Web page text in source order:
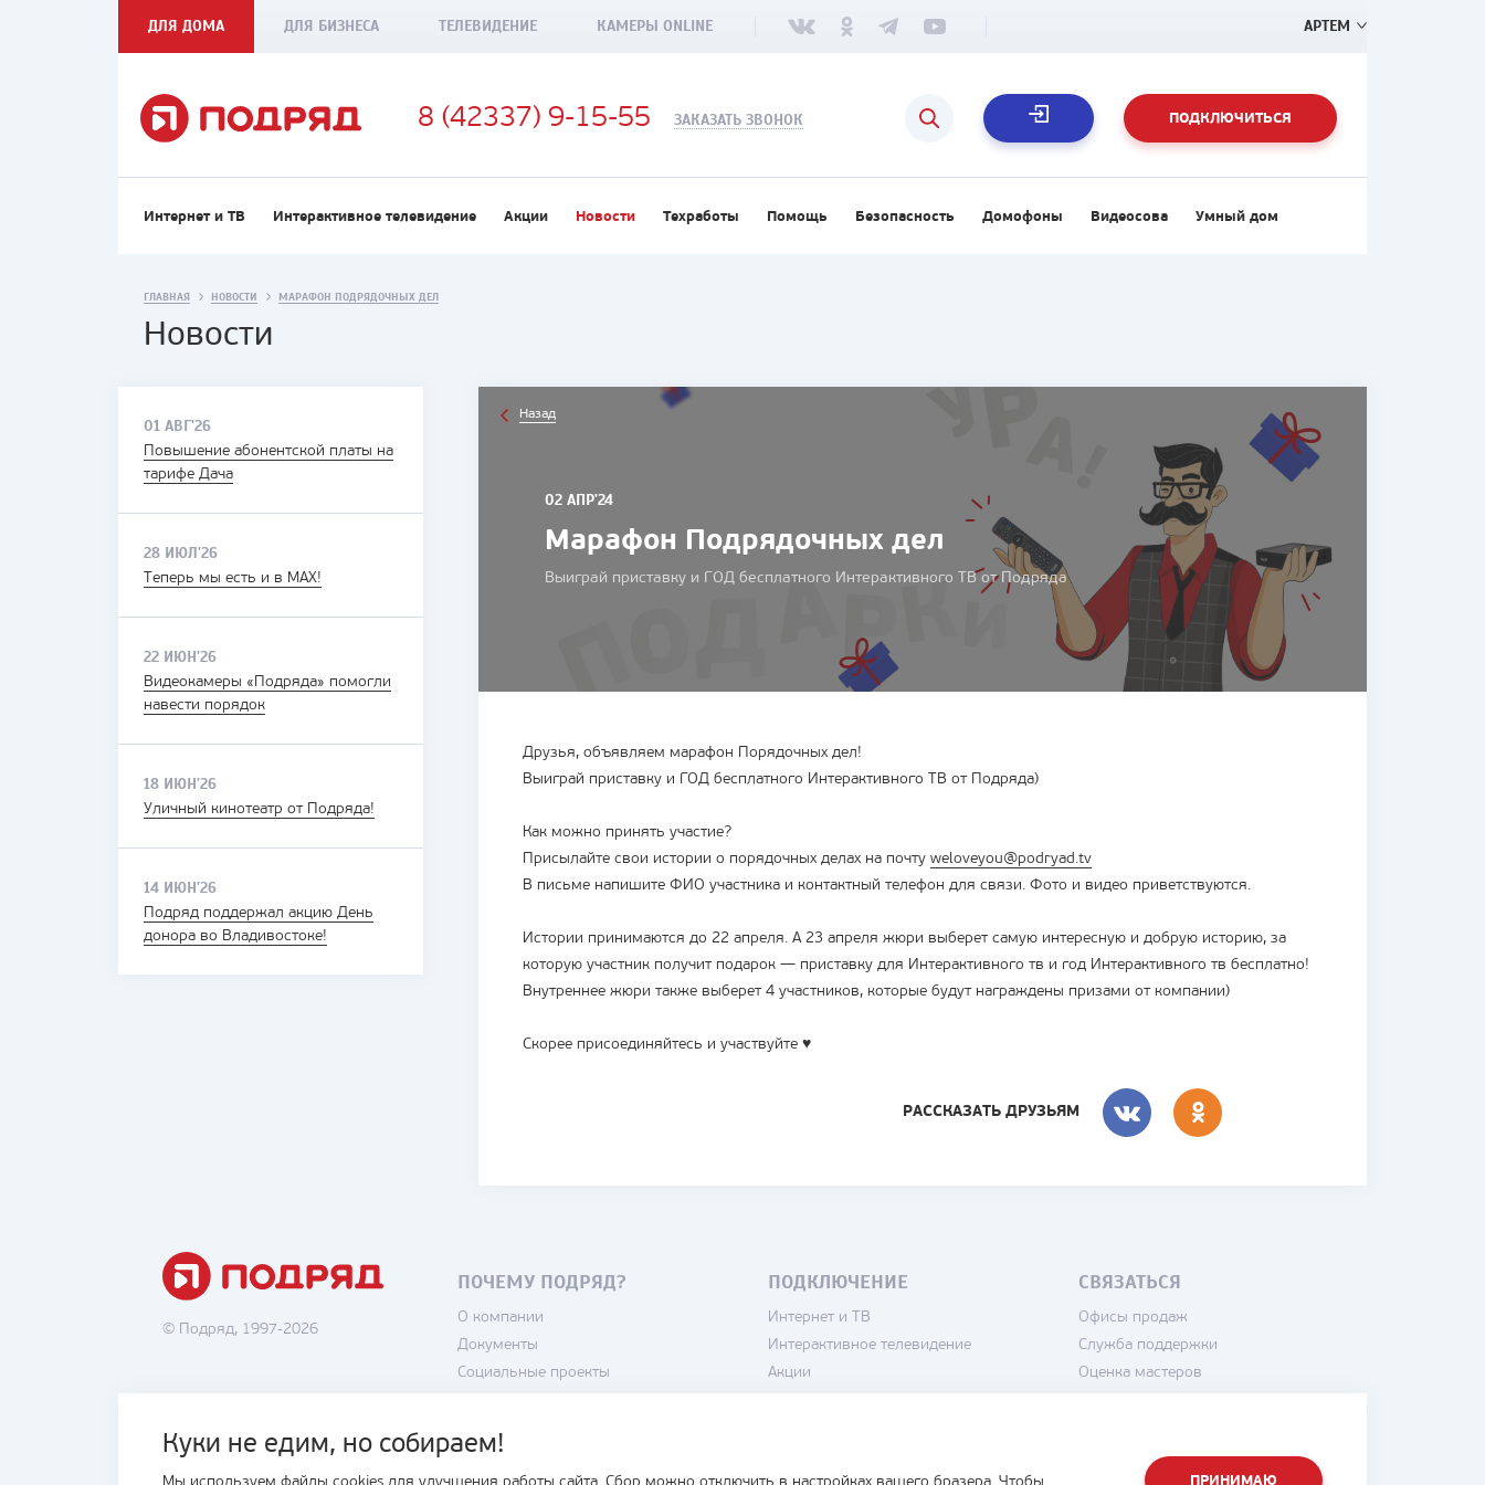
ДЛЯ ДОМА ДЛЯ БИЗНЕСА ТЕЛЕВИДЕНИЕ КАМЕРЫ ONLINE АРТЕМ
8 (42337) 9-15-55 ЗАКАЗАТЬ ЗВОНОК ПОДКЛЮЧИТЬСЯ
Интернет и ТВ Интерактивное телевидение Акции Новости Техработы Помощь Безопасность Домофоны Видеосова Умный дом
Куки не едим, но собираем!
ПРИНИМАЮ
ГЛАВНАЯ НОВОСТИ МАРАФОН ПОДРЯДОЧНЫХ ДЕЛ
Новости
01 АВГ'26
Повышение абонентской платы на
тарифе Дача
28 ИЮЛ'26
Теперь мы есть и в MAX!
22 ИЮН'26
Видеокамеры «Подряда» помогли
навести порядок
18 ИЮН'26
Уличный кинотеатр от Подряда!
14 ИЮН'26
Подряд поддержал акцию День
донора во Владивостоке!
Назад
02 АПР'24
Марафон Подрядочных дел
Выиграй приставку и ГОД бесплатного Интерактивного ТВ от Подряда
Друзья, объявляем марафон Порядочных дел!
Выиграй приставку и ГОД бесплатного Интерактивного ТВ от Подряда)
Как можно принять участие?
Присылайте свои истории о порядочных делах на почту weloveyou@podryad.tv
В письме напишите ФИО участника и контактный телефон для связи. Фото и видео приветствуются.
Истории принимаются до 22 апреля. А 23 апреля жюри выберет самую интересную и добрую историю, за
которую участник получит подарок — приставку для Интерактивного тв и год Интерактивного тв бесплатно!
Внутреннее жюри также выберет 4 участников, которые будут награждены призами от компании)
Скорее присоединяйтесь и участвуйте ♥
РАССКАЗАТЬ ДРУЗЬЯМ
© Подряд, 1997-2026
ПОЧЕМУ ПОДРЯД?
О компании
Документы
Социальные проекты
Пользовательское соглашение
ПОДКЛЮЧЕНИЕ
Интернет и ТВ
Интерактивное телевидение
Акции
СВЯЗАТЬСЯ
Офисы продаж
Служба поддержки
Оценка мастеров